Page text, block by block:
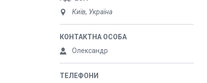
Київ, Україна
Олександр